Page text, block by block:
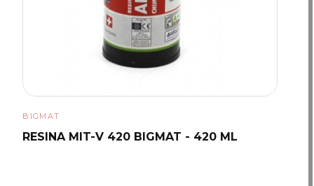
BIGMAT
RESINA MIT-V 420 BIGMAT - 420 ML